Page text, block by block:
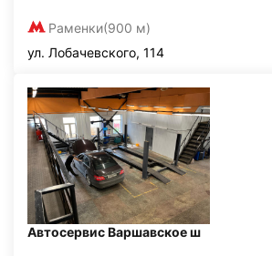
Раменки(900 м)
ул. Лобачевского, 114
Автосервис Варшавское ш